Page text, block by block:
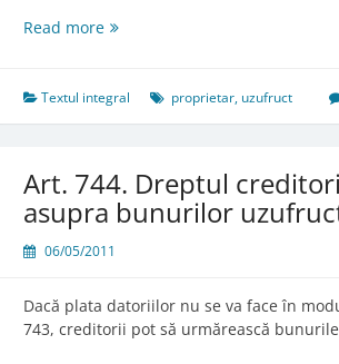
Read moreArt.
nudului
proprietar
restitui
sumele
de
Textul integral proprietar, uzufruct
Art. 744. Dreptul
asupra bunurilor
06/05/2011
Dacă plata datoriilor nu se va face în
743, creditorii pot să urmărească